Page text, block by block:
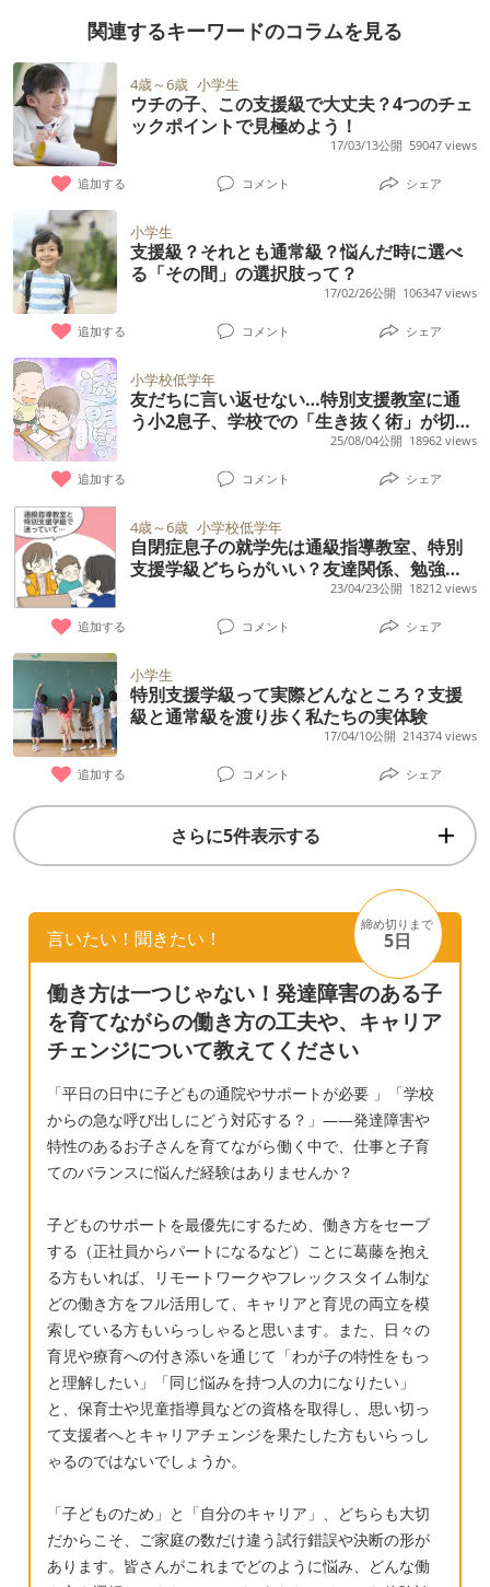
きましたか？ 息子に何と言えば良いでしょう
か。言わなくて良いのでしょうか。 次は放っ
ておいて、いつまでも息子を見ておらず、サ
ッサと家に帰っちゃおうと思います。 今日は
１日、ずーっとこの事を考えており、みなさ
んの経験談やアドバイスがあれば伺いたい
な、と思いました。今後、同じような事でず
っと悩みそうです・・・。
理解しています。 学区外の中学への進学を希
望する場合、就学相談の判定後早めに準備を
しなくてはならないと思うのですが、何をす
れば良いのかわかりません。 主治医に相談す
れば良いのでしょうか？ それとも小学校の担
任の先生に相談すれば良いのでしょうか？ 学
区外の中学に進学した経験のある方がいらっ
しゃいましたら、具体的に何をすれば良いの
かご教示いただけますでしょうか。 よろしく
お願いいたします。
なんで？病でスイッチが入るとしつこく質問
します。「なんで転校してきたの?」「転勤？
親はなんで転勤になったの？」「人が少ない
場所に補充のため？なんで人少ないの？」と
永遠に聞いてきます。2日間この感じで話しか
けて「もうヤダ！」と転入生は発狂。異例の
クラス変更が敢行されました。 今までもトラ
ブルは起こしていましたが5年生になって大事
件を2つも起こしています。人の気持ちを理解
するってアスペルガーの子には不可能なんで
しょうか。この2つの対応で結構疲れてます。
なはずなのに、なぜ親が検査に立ち会えない
のかがよくわかりません。 大人になってから
診断された人で同じような方はいますか？？
だの計算問題でも、「商を1/10の位までもと
めてあまりも出しましょう」のような指示を
読み飛ばしていきなり筆算にかかるので、け
っきょく正解は出せず・・・。文章問題も、
問題文を読んでいない上に、立式する前から
ノートやプリントのあっちこっちに筆算を書
き殴って答えだけボン！と出すスタイルなの
で、「どういうプロセスで考えてその答えに
たどり着いたのか」を後から説明することが
出来ません。なんとなくひらめいた考えに、
正誤を確かめることもなく反射的に飛び付い
て、そのまま答えまで持って行ってしまうイ
メージです。 理科社会は資料の読み取り問題
が多いため、目に付いた情報だけで早合点で
答えと思い込んでしまうので、ケアレスミス
が多いです。また、算数と同じく問題文をし
っかり読まないため、「合っているもの２つ
に〇を付けましょう」なのに１つしか〇を付
けなかったり、「合っているものには〇を、
間違っているものには正しい答えを書きまし
ょう」なのに間違っているものに×を書くだけ
だったりと、細かい指示を読み飛ばしてさっ
さと解答しようとしてしまうために起こるケ
アレスミスも頻発します。 国語ですと、習っ
た漢字でも漢字を使って書きません。50問テ
ストでは万点近い点数を取りますので、決し
て漢字を覚えられないわけではないのです
が、ノートや何かしらの文章を書くときな
ど、「漢字を思い出す」というステップを踏
まずに衝動だけで書いているようなイメージ
です。(指摘した時にせめて書き直してくれれ
ばいいのですが、使っていないうちに漢字は
忘れていってしまいますので、いちいち思い
出すのが面倒くさいようでけっきょく平仮名
のままです。) 音楽⇒楽譜は読めるのです
が、しっかり読む前にさっさと弾こうとして
しまうため、音符も拍も間違えていること
が・・・。 図工⇒さっさとアイディアを実現
する(仕上げる)ことに意識が向いているため
か、とにかくやることなすこと雑で、下書き
レベルの仕上がりに。 と、挙げればキリがな
いのですが、あらゆる分野で衝動性に振り回
されているな、という印象を持っています。
問題文に関しては、音読してから解き始める
ことをルーチン化することで改善が見られ始
めています。私が目の前にいて、常に衝動に
ブレーキをかけてやるしかないのか・・・同
じようなお子さんを育てた方がいらっしゃれ
ば、どのような取り組みをされたか、参考ま
大好きで外の散歩してるとあまり泣きませ
ん。 目も合うしよく話すのですが。 抱っこを
嫌がるのが気になっています。 もちろんそれ
だけではなんとも言えませんが、初マタで他
の子と比べることもできず この子の個性なの
か、自閉症なのかわからず 同じ経験された方
のお話を聞きたいです。
関連するキーワードのコラムを見る
4歳～6歳 小学生
ウチの子、この支援級で大丈夫？4つのチェ
ックポイントで見極めよう！
17/03/13公開 59047 views
追加する コメント シェア
小学生
支援級？それとも通常級？悩んだ時に選べ
る「その間」の選択肢って？
17/02/26公開 106347 views
追加する コメント シェア
小学校低学年
友だちに言い返せない…特別支援教室に通
う小2息子、学校での「生き抜く術」が切な
くて【臨床心理士の解説も】25/08/04公開 18962 views
追加する コメント シェア
4歳～6歳 小学校低学年
自閉症息子の就学先は通級指導教室、特別
支援学級どちらがいい？友達関係、勉強内
容…就学してみてぶつかった壁も【読者エ
23/04/23公開 18212 views
追加する コメント シェア
小学生
特別支援学級って実際どんなところ？支援
級と通常級を渡り歩く私たちの実体験
17/04/10公開 214374 views
追加する コメント シェア
さらに5件表示する
言いたい！聞きたい！
締め切りまで
5日
働き方は一つじゃない！発達障害のある子
を育てながらの働き方の工夫や、キャリア
チェンジについて教えてください
「平日の日中に子どもの通院やサポートが必要 」「学校
からの急な呼び出しにどう対応する？」——発達障害や
特性のあるお子さんを育てながら働く中で、仕事と子育
てのバランスに悩んだ経験はありませんか？
子どものサポートを最優先にするため、働き方をセーブ
する（正社員からパートになるなど）ことに葛藤を抱え
る方もいれば、リモートワークやフレックスタイム制な
どの働き方をフル活用して、キャリアと育児の両立を模
索している方もいらっしゃると思います。また、日々の
育児や療育への付き添いを通じて「わが子の特性をもっ
と理解したい」「同じ悩みを持つ人の力になりたい」
と、保育士や児童指導員などの資格を取得し、思い切っ
て支援者へとキャリアチェンジを果たした方もいらっし
ゃるのではないでしょうか。
「子どものため」と「自分のキャリア」、どちらも大切
だからこそ、ご家庭の数だけ違う試行錯誤や決断の形が
あります。皆さんがこれまでどのように悩み、どんな働